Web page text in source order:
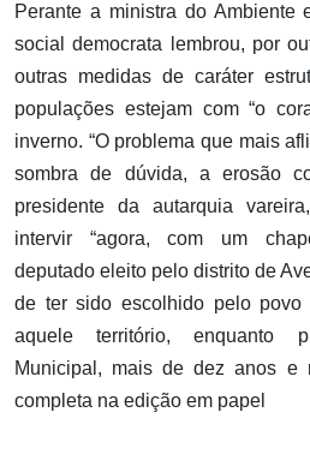
Perante a ministra do Ambiente
social democrata lembrou, por
outras medidas de caráter
populações estejam com “o
inverno. “O problema que mais
sombra de dúvida, a erosão
presidente da autarquia
intervir “agora, com um
deputado eleito pelo distrito de
de ter sido escolhido pelo povo
aquele território, enquanto
Municipal, mais de dez anos e
completa na edição em papel